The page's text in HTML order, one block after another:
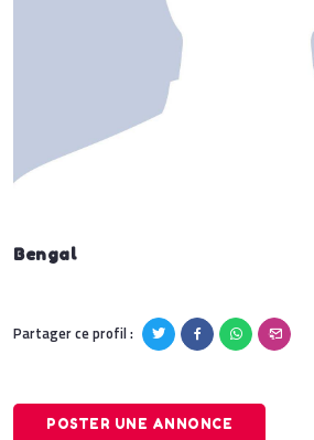
Bengal
Partager ce profil :
POSTER UNE ANNONCE